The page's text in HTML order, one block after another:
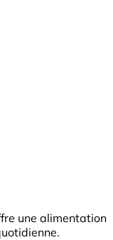
une alimentation